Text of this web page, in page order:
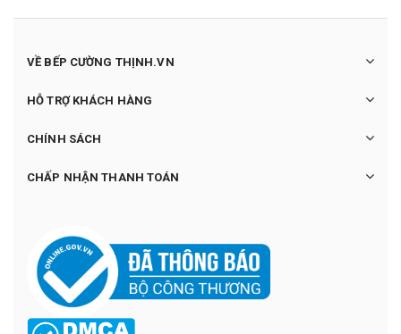
VỀ BẾP CƯỜNG THỊNH.VN
HỖ TRỢ KHÁCH HÀNG
CHÍNH SÁCH
CHẤP NHẬN THANH TOÁN